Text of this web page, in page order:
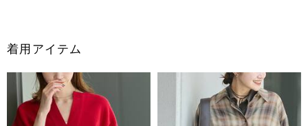
着用アイテム